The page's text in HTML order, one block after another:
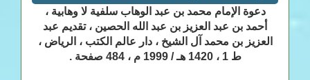
دعوة الإمام محمد بن عبد الوهاب سلفية لا وهابية ،
أحمد بن عبد العزيز بن عبد الله الحصين ، تقديم عبد
العزيز بن محمد آل الشيخ ، دار عالم الكتب ، الرياض ،
ط 1 ، 1420 هـ / 1999 م ، 484 صفحة .